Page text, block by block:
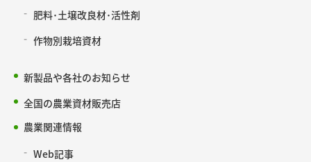
肥料･土壌改良材･活性剤
作物別栽培資材
新製品や各社のお知らせ
全国の農業資材販売店
農業関連情報
Web記事